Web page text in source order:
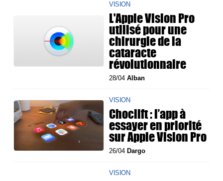
VISION
L'Apple Vision Pro
utilisé pour une
chirurgie de la
cataracte
révolutionnaire
28/04Alban
VISION
Choclift : l’app à
essayer en priorité
sur Apple Vision Pro
26/04 Dargo
VISION